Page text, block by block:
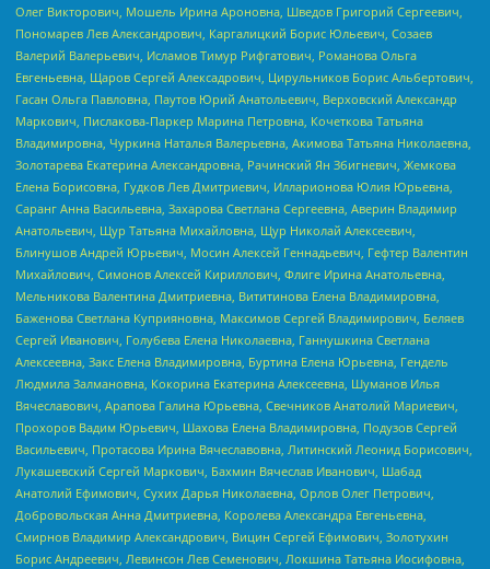
Олег Викторович, Мошель Ирина Ароновна, Шведов Григорий Сергеевич,
Пономарев Лев Александрович, Каргалицкий Борис Юльевич, Созаев
Валерий Валерьевич, Исламов Тимур Рифгатович, Романова Ольга
Евгеньевна, Щаров Сергей Алексадрович, Цирульников Борис Альбертович,
Гасан Ольга Павловна, Паутов Юрий Анатольевич, Верховский Александр
Маркович, Пислакова-Паркер Марина Петровна, Кочеткова Татьяна
Владимировна, Чуркина Наталья Валерьевна, Акимова Татьяна Николаевна,
Золотарева Екатерина Александровна, Рачинский Ян Збигневич, Жемкова
Елена Борисовна, Гудков Лев Дмитриевич, Илларионова Юлия Юрьевна,
Саранг Анна Васильевна, Захарова Светлана Сергеевна, Аверин Владимир
Анатольевич, Щур Татьяна Михайловна, Щур Николай Алексеевич,
Блинушов Андрей Юрьевич, Мосин Алексей Геннадьевич, Гефтер Валентин
Михайлович, Симонов Алексей Кириллович, Флиге Ирина Анатольевна,
Мельникова Валентина Дмитриевна, Вититинова Елена Владимировна,
Баженова Светлана Куприяновна, Максимов Сергей Владимирович, Беляев
Сергей Иванович, Голубева Елена Николаевна, Ганнушкина Светлана
Алексеевна, Закс Елена Владимировна, Буртина Елена Юрьевна, Гендель
Людмила Залмановна, Кокорина Екатерина Алексеевна, Шуманов Илья
Вячеславович, Арапова Галина Юрьевна, Свечников Анатолий Мариевич,
Прохоров Вадим Юрьевич, Шахова Елена Владимировна, Подузов Сергей
Васильевич, Протасова Ирина Вячеславовна, Литинский Леонид Борисович,
Лукашевский Сергей Маркович, Бахмин Вячеслав Иванович, Шабад
Анатолий Ефимович, Сухих Дарья Николаевна, Орлов Олег Петрович,
Добровольская Анна Дмитриевна, Королева Александра Евгеньевна,
Смирнов Владимир Александрович, Вицин Сергей Ефимович, Золотухин
Борис Андреевич, Левинсон Лев Семенович, Локшина Татьяна Иосифовна,